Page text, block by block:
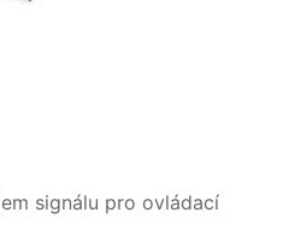
signálu pro ovládací